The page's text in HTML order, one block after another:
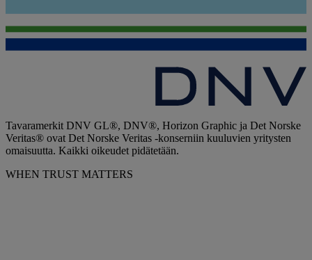
Tavaramerkit DNV GL®, DNV®, Horizon Graphic ja Det Norske
Veritas® ovat Det Norske Veritas -konserniin kuuluvien yritysten
omaisuutta. Kaikki oikeudet pidätetään.
WHEN TRUST MATTERS